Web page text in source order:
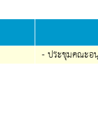
- ประชุมคณะอนุ